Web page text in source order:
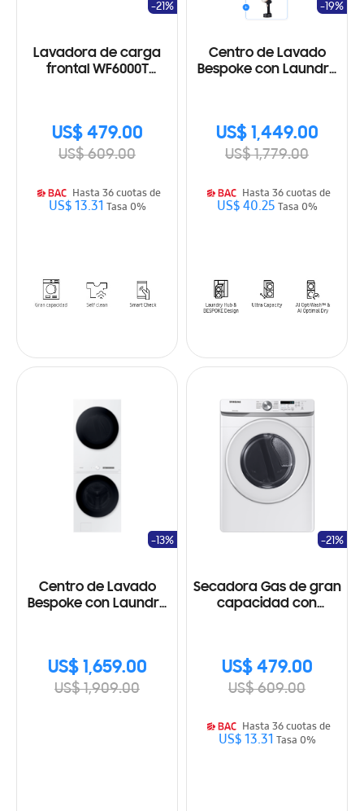
Lavadora de carga
frontal WF6000T
US$ 479.00
US$ 609.00
-21%
Hasta 36 cuotas de
US$ 13.31 Tasa 0%
Centro de Lavado
Bespoke con Laundry
US$ 1,449.00
US$ 1,779.00
-19%
Hasta 36 cuotas de
US$ 40.25Tasa 0%
Centro de Lavado
Bespoke con Laundry
US$ 1,659.00
US$ 1,909.00
-13%
Secadora Gas de gran
capacidad con
US$ 479.00
US$ 609.00
-21%
Hasta 36 cuotas de
US$ 13.31 Tasa 0%